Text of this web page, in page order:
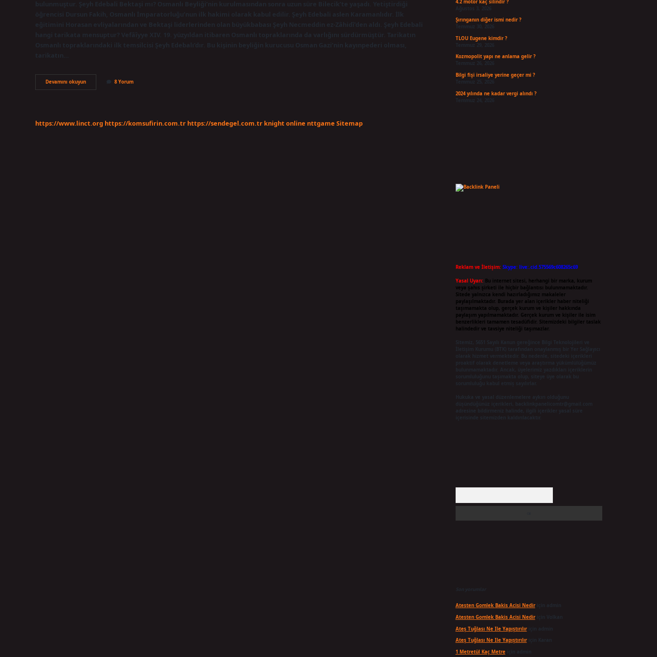
bulunmuştur. Şeyh Edebali Bektaşi mı? Osmanlı Beyliği’nin kurulmasından sonra uzun süre Bilecik’te yaşadı. Yetiştirdiği
öğrencisi Dursun Fakih, Osmanlı İmparatorluğu’nun ilk hakimi olarak kabul edilir. Şeyh Edebali aslen Karamanlıdır. İlk
eğitimini Horasan evliyalarından ve Bektaşi liderlerinden olan büyükbabası Şeyh Necmeddin ez-Zâhidî’den aldı. Şeyh Edebali
hangi tarikata mensuptur? Vefâîyye XIV. 19. yüzyıldan itibaren Osmanlı topraklarında da varlığını sürdürmüştür. Tarikatın
Osmanlı topraklarındaki ilk temsilcisi Şeyh Edebalı’dır. Bu kişinin beyliğin kurucusu Osman Gazi’nin kayınpederi olması,
Devamını okuyunŞeyh
Edebali
8 Yorum
https://www.linct.org https://komsufirin.com.tr https://sendegel.com.tr knight online nttgame Sitemap
4.2 motor kaç silindir ?
Ağustos 3, 2026
Şırınganın diğer ismi nedir ?
TLOU Eugene kimdir ?
Temmuz 29, 2026
Kozmopolit yapı ne anlama gelir ?
Bilgi fişi irsaliye yerine geçer mi ?
Temmuz 25, 2026
2024 yılında ne kadar vergi alındı ?
Reklam ve İletişim: Skype: live:.cid.575569c608265c69
Yasal Uyarı: Bu internet sitesi, herhangi bir marka, kurum
veya şahıs şirketi ile hiçbir bağlantısı bulunmamaktadır.
Sitede yalnızca kendi hazırladığımız makaleler
paylaşılmaktadır. Burada yer alan içerikler haber niteliği
taşımamakta olup, gerçek kurum ve kişiler hakkında
paylaşım yapılmamaktadır. Gerçek kurum ve kişiler ile isim
benzerlikleri tamamen tesadüfidir. Sitemizdeki bilgiler taslak
halindedir ve tavsiye niteliği taşımazlar.
Sitemiz, 5651 Sayılı Kanun gereğince Bilgi Teknolojileri ve
İletişim Kurumu (BTK) tarafından onaylanmış bir Yer Sağlayıcı
olarak hizmet vermektedir. Bu nedenle, sitedeki içerikleri
proaktif olarak denetleme veya araştırma yükümlülüğümüz
bulunmamaktadır. Ancak, üyelerimiz yazdıkları içeriklerin
Hukuka ve yasal düzenlemelere aykırı olduğunu
Son yorumlar
Atesten Gomlek Bakis Acisi Nediriçin
Atesten Gomlek Bakis Acisi Nediriçin
Ateş Tuğlası Ne Ile Yapıştırılıriçin
Ateş Tuğlası Ne Ile Yapıştırılıriçin
1 Metretül Kaç Metreiçin